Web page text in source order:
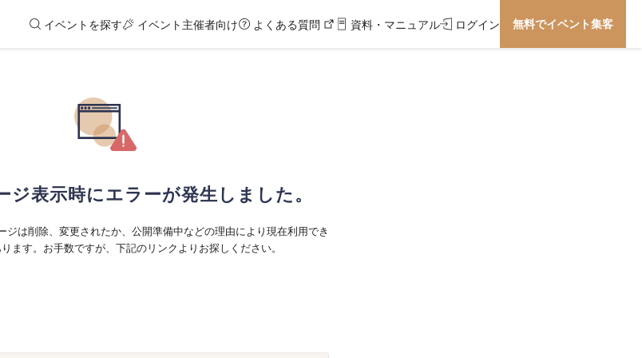
イベントを探す イベント主催者向け よくある質問 資料・マニュアル ログイン 無料でイベント集客
ジ表示時にエラーが発生しました。
ジは削除、変更されたか、公開準備中などの理由により現在利用でき
ます。お手数ですが、下記のリンクよりお探しください。